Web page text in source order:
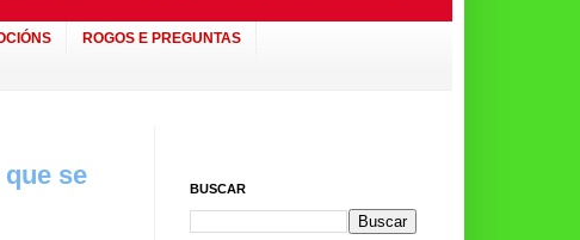
ROGOS E PREGUNTAS
se
BUSCAR